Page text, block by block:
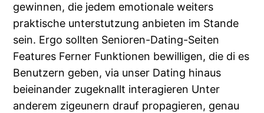
gewinnen, die jedem emotionale weiters
praktische unterstutzung anbieten im Stande
sein. Ergo sollten Senioren-Dating-Seiten
Features Ferner Funktionen bewilligen, die di es
Benutzern geben, via unser Dating hinaus
beieinander zugeknallt interagieren Unter
anderem zigeunern drauf propagieren, genau